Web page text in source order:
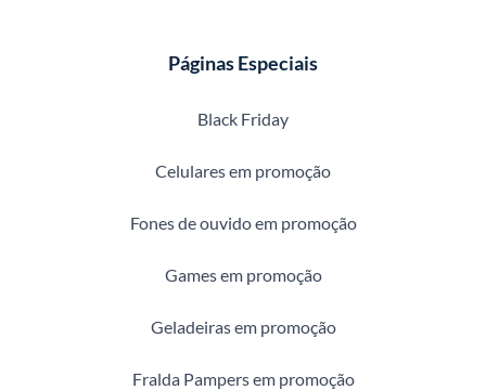
Páginas Especiais
Black Friday
Celulares em promoção
Fones de ouvido em promoção
Games em promoção
Geladeiras em promoção
Fralda Pampers em promoção